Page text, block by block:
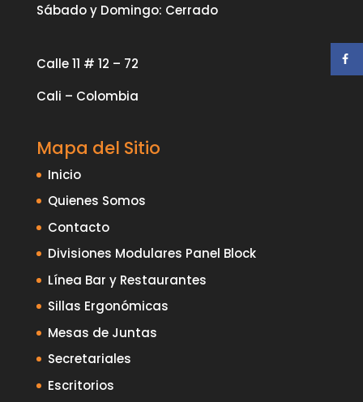
Sábado y Domingo: Cerrado
Calle 11 # 12 – 72
Cali – Colombia
Mapa del Sitio
Inicio
Quienes Somos
Contacto
Divisiones Modulares Panel Block
Línea Bar y Restaurantes
Sillas Ergonómicas
Mesas de Juntas
Secretariales
Escritorios